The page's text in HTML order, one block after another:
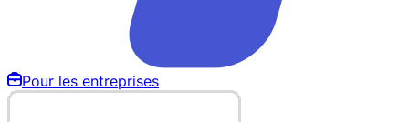
Pour les entreprises